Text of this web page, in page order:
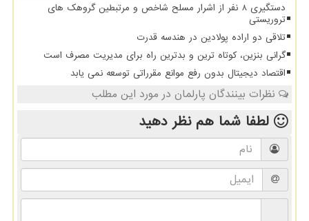
دستگیری 8 نفر از اشرار مسلح شاخص و مرتبطین گروهک های
تروریستی
تلاقی دو اراده پولادین در هندسه قدرت
گرانی بنزین، کوتاه ترین و بدترین راه برای مدیریت مصرف است
اقتصاد دیجیتال بدون رفع موانع مقرراتی توسعه نمی یابد
نظرات بینندگان پارلمان در مورد این مطلب
لطفا شما همنظر دهید